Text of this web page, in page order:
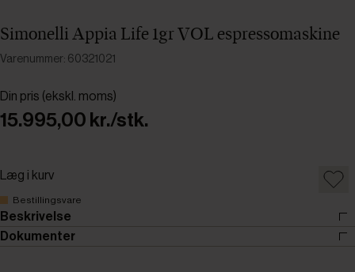
Simonelli Appia Life 1gr VOL espressomaskine
Varenummer: 60321021
Din pris (ekskl. moms)
15.995,00 kr./stk.
Læg i kurv
Bestillingsvare
Beskrivelse
Dokumenter